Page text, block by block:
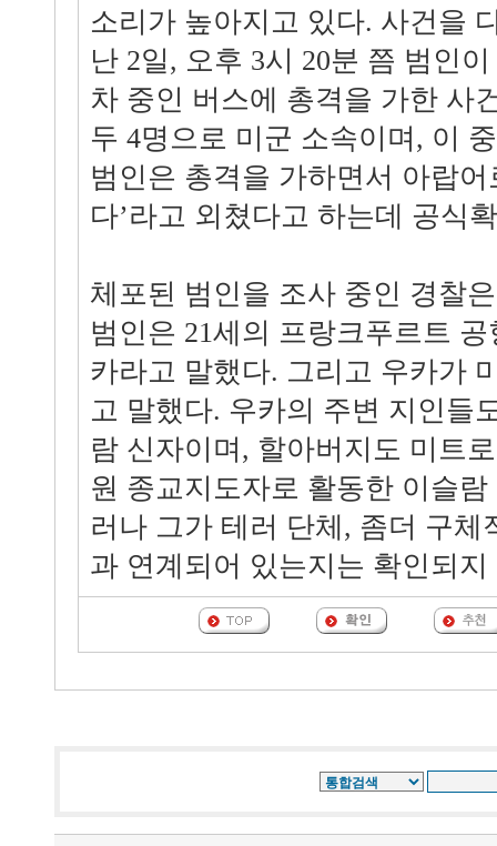
소리가 높아지고 있다. 사건을
난 2일, 오후 3시 20분 쯤 범인
차 중인 버스에 총격을 가한 사
두 4명으로 미군 소속이며, 이
범인은 총격을 가하면서 아랍어
다’라고 외쳤다고 하는데 공식
체포된 범인을 조사 중인 경찰
범인은 21세의 프랑크푸르트
카라고 말했다. 그리고 우카가
고 말했다. 우카의 주변 지인들
람 신자이며, 할아버지도 미트
원 종교지도자로 활동한 이슬
러나 그가 테러 단체, 좀더 구체
과 연계되어 있는지는 확인되지